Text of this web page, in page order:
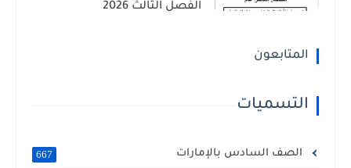
الفصل الثالث 2026
المتابعون
التسميات
الصف السادس بالإمارات